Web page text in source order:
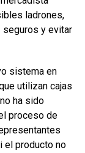
ladrones,
seguros y evitar
sistema en
utilizan cajas
ha sido
proceso de
el producto no